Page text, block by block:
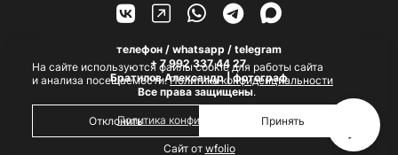
телефон / whatsapp / telegram
+ 7 992 337 44 27
Братилов Александр | фотограф
Все права защищены.
Политика конфиденциальности
Сайт от wfolio
На сайте используются файлы cookie для работы сайта
и анализа посещаемости.Политика конфиденциальности
Отклонить Принять